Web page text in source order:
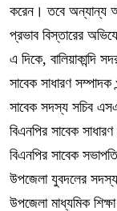
করেন। তবে অন্যান্য
প্রভাব বিস্তারের
এ দিকে, বালিয়াকান্দি
সাবেক সাধারণ
সাবেক সদস্য সচিব
বিএনপির সাবেক
বিএনপির সাবেক
উপজেলা যুবদলের সদস্য
উপজেলা মাধ্যমিক